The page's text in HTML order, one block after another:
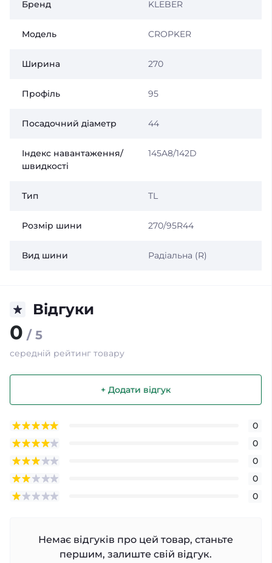
Бренд KLEBER
Модель CROPKER
Ширина 270
Профіль 95
Посадочний діаметр 44
Індекс навантаження/
швидкості
145A8/142D
Тип TL
Розмір шини 270/95R44
Вид шини Радіальна (R)
Відгуки
0 / 5
середній рейтинг товару
+ Додати відгук
0
0
0
0
0
Немає відгуків про цей товар, станьте
першим, залиште свій відгук.